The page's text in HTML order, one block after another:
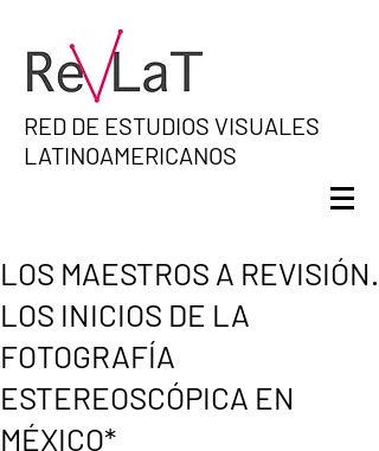
RED DE ESTUDIOS VISUALES
LATINOAMERICANOS
LOS MAESTROS A REVISIÓN.
LOS INICIOS DE LA
FOTOGRAFÍA
ESTEREOSCÓPICA EN
MÉXICO*